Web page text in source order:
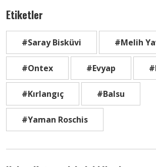
Etiketler
#Saray Bisküvi #Melih
#Ontex #Evyap
#Kırlangıç #Balsu
#Yaman Roschis